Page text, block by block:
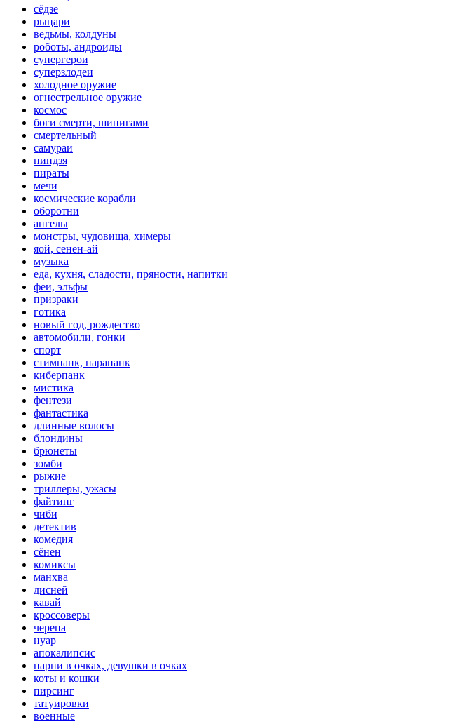
сёдзе
рыцари
ведьмы, колдуны
роботы, андроиды
супергерои
суперзлодеи
холодное оружие
огнестрельное оружие
космос
боги смерти, шинигами
смертельный
самураи
ниндзя
пираты
мечи
космические корабли
оборотни
ангелы
монстры, чудовища, химеры
яой, сенен-ай
музыка
еда, кухня, сладости, пряности, напитки
феи, эльфы
призраки
готика
новый год, рождество
автомобили, гонки
спорт
стимпанк, парапанк
киберпанк
мистика
фентези
фантастика
длинные волосы
блондины
брюнеты
зомби
рыжие
триллеры, ужасы
файтинг
чиби
детектив
комедия
сёнен
комиксы
манхва
дисней
кавай
кроссоверы
черепа
нуар
апокалипсис
парни в очках, девушки в очках
коты и кошки
пирсинг
татуировки
военные